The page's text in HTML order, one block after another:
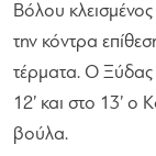
Βόλου
την κόντρα
τέρματα. Ο Ξύδας
12’ και στο 13’ ο
βούλα.